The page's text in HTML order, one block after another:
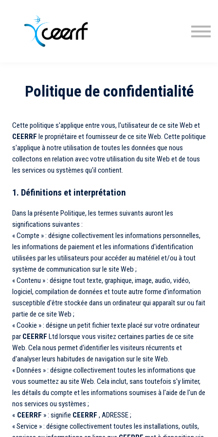
Inscription
Politique de confidentialité
Cette politique s'applique entre vous, l'utilisateur de ce site Web et
CEERRF le propriétaire et fournisseur de ce site Web. Cette politique
s'applique à notre utilisation de toutes les données que nous
collectons en relation avec votre utilisation du site Web et de tous
les services ou systèmes qu'il contient.
1. Définitions et interprétation
Dans la présente Politique, les termes suivants auront les
significations suivantes :
« Compte » : désigne collectivement les informations personnelles,
les informations de paiement et les informations d'identification
utilisées par les utilisateurs pour accéder au matériel et/ou à tout
système de communication sur le site Web ;
« Contenu » : désigne tout texte, graphique, image, audio, vidéo,
logiciel, compilation de données et toute autre forme d'information
susceptible d'être stockée dans un ordinateur qui apparaît sur ou fait
partie de ce site Web ;
« Cookie » : désigne un petit fichier texte placé sur votre ordinateur
par CEERRF Ltd lorsque vous visitez certaines parties de ce site
Web. Cela nous permet d'identifier les visiteurs récurrents et
d'analyser leurs habitudes de navigation sur le site Web.
« Données » : désigne collectivement toutes les informations que
vous soumettez au site Web. Cela inclut, sans toutefois s'y limiter,
les détails du compte et les informations soumises à l'aide de l'un de
nos services ou systèmes ;
« CEERRF » : signifie CEERRF , ADRESSE ;
« Service » : désigne collectivement toutes les installations, outils,